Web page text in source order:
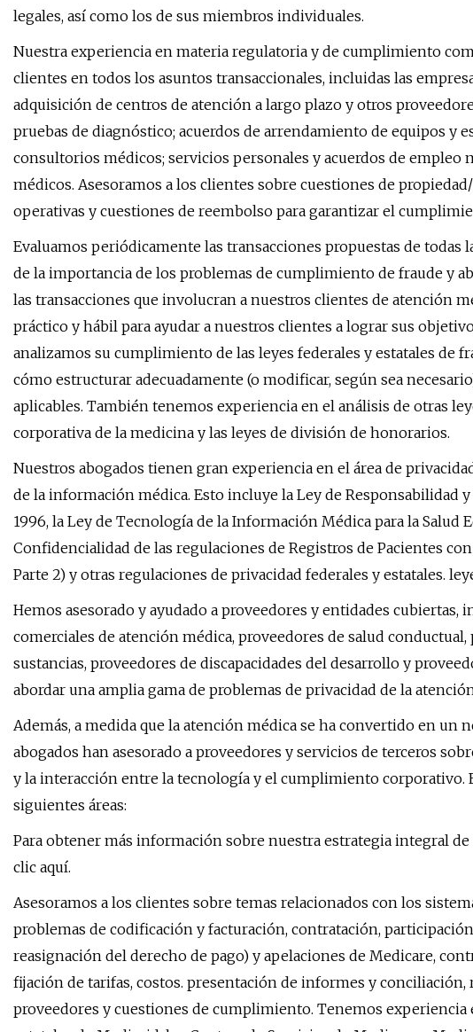
legales, así como los de sus miembros individuales.
Nuestra experiencia en materia regulatoria y de cumplimiento
clientes en todos los asuntos transaccionales, incluidas las
adquisición de centros de atención a largo plazo y otros
pruebas de diagnóstico; acuerdos de arrendamiento de equipos y
consultorios médicos; servicios personales y acuerdos de empleo
médicos. Asesoramos a los clientes sobre cuestiones de
operativas y cuestiones de reembolso para garantizar el
Evaluamos periódicamente las transacciones propuestas de todas
de la importancia de los problemas de cumplimiento de fraude y
las transacciones que involucran a nuestros clientes de atención
práctico y hábil para ayudar a nuestros clientes a lograr sus
analizamos su cumplimiento de las leyes federales y estatales de
cómo estructurar adecuadamente (o modificar, según sea
aplicables. También tenemos experiencia en el análisis de otras
corporativa de la medicina y las leyes de división de honorarios.
Nuestros abogados tienen gran experiencia en el área de
de la información médica. Esto incluye la Ley de Responsabilidad
1996, la Ley de Tecnología de la Información Médica para la Salud
Confidencialidad de las regulaciones de Registros de Pacientes
Parte 2) y otras regulaciones de privacidad federales y estatales.
Hemos asesorado y ayudado a proveedores y entidades cubiertas,
comerciales de atención médica, proveedores de salud
sustancias, proveedores de discapacidades del desarrollo y
abordar una amplia gama de problemas de privacidad de la
Además, a medida que la atención médica se ha convertido en un
abogados han asesorado a proveedores y servicios de terceros
y la interacción entre la tecnología y el cumplimiento corporativo.
siguientes áreas:
Para obtener más información sobre nuestra estrategia integral de
clic aquí.
Asesoramos a los clientes sobre temas relacionados con los
problemas de codificación y facturación, contratación,
reasignación del derecho de pago) y apelaciones de Medicare,
fijación de tarifas, costos. presentación de informes y conciliación,
proveedores y cuestiones de cumplimiento. Tenemos experiencia